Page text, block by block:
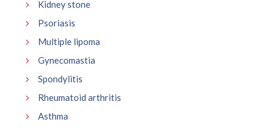
Kidney stone
Psoriasis
Multiple lipoma
Gynecomastia
Spondylitis
Rheumatoid arthritis
Asthma